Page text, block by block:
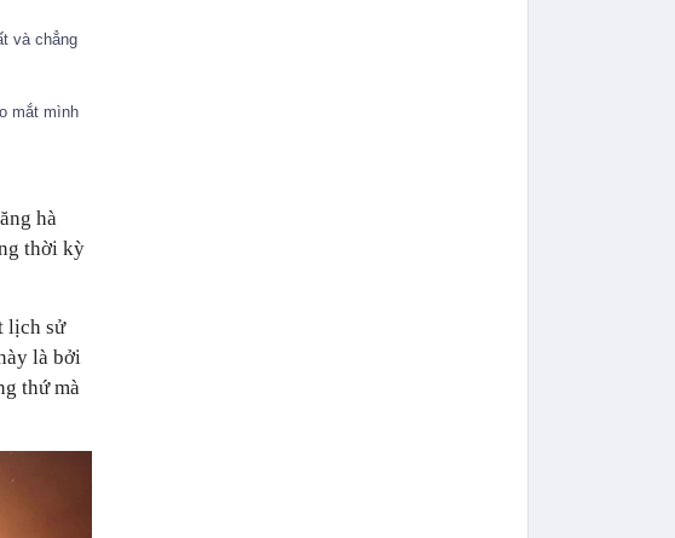
và chẳng
mắt mình
hà
thời kỳ
lịch sử
là bởi
thứ mà